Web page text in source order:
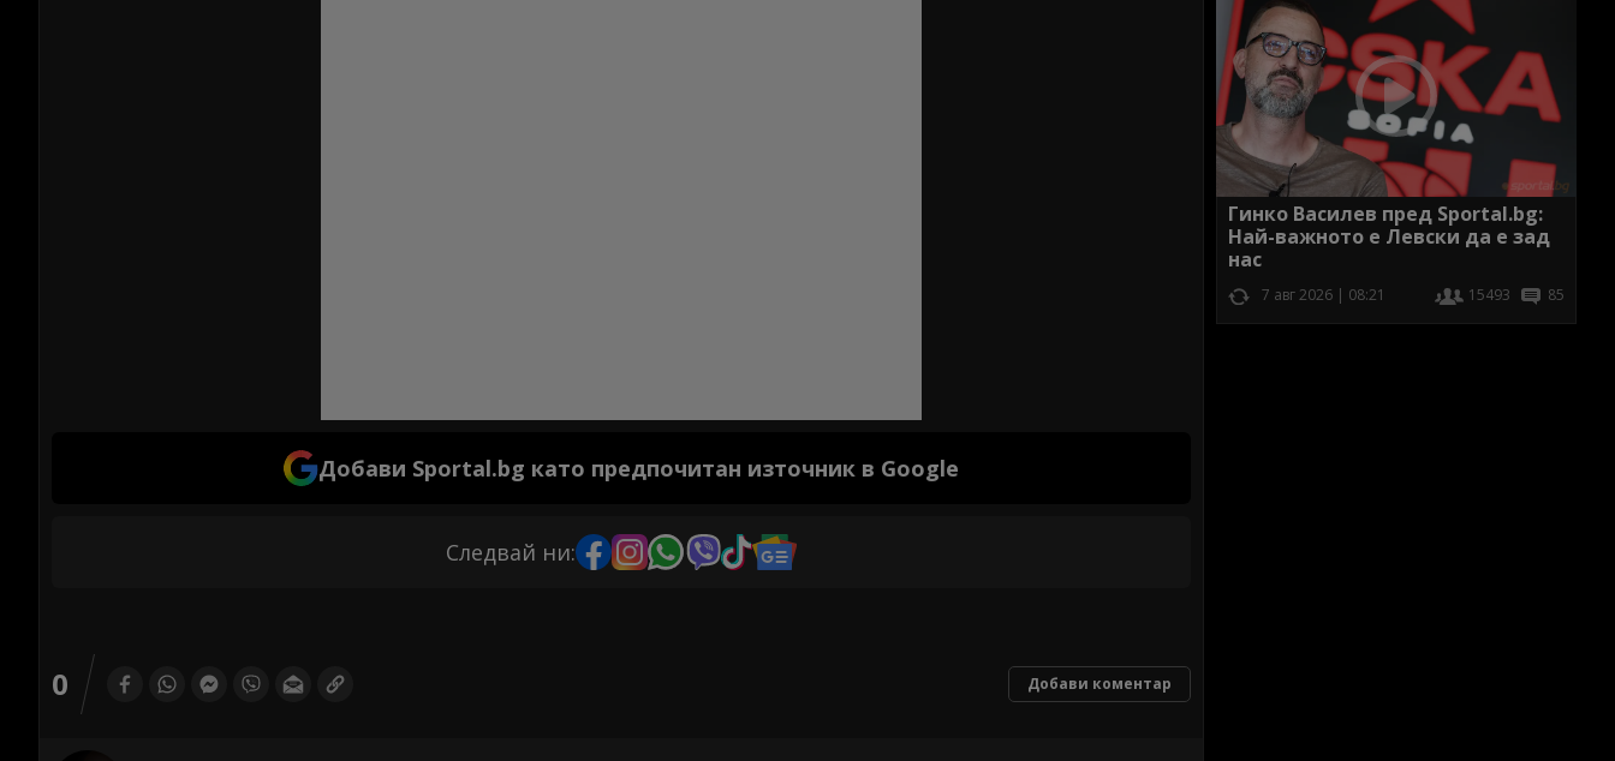
Добави Sportal.bg като предпочитан източник в Google
Следвай ни:
0 Добави коментар
Гинко Василев пред Sportal.bg:
Най-важното е Левски да е зад
нас
7 авг 2026 | 08:21 15493 85